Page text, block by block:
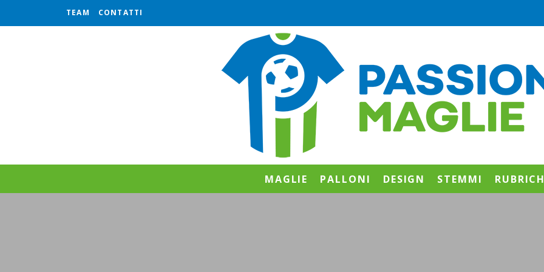
TEAM CONTATTI
MAGLIE PALLONI DESIGN STEMMI